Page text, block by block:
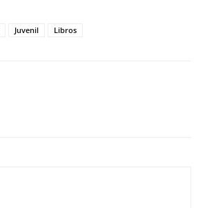
Juvenil Libros